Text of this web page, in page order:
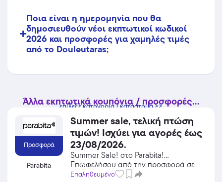
Ποια είναι η ημερομηνία που θα
δημοσιευθούν νέοι εκπτωτικοί κωδικοί
2026 και προσφορές για χαμηλές τιμές
από το Douleutaras;
Άλλα εκπτωτικά κουπόνια / προσφορές...
επίλεξε κατηγορία / κατάστημα >>
Προσφορά
Parabita
Summer sale, τελική πτώση
τιμών! Ισχύει για αγορές έως
23/08/2026.
Summer Sale! στο Parabita!
Επωφελήσου από την προσφορά σε
Αξεσουάρ του Parabita και κέρδισε
Επαληθευμένο